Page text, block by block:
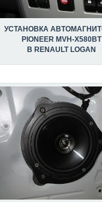
УСТАНОВКА
PIONEER MVH-X580BT
В RENAULT LOGAN